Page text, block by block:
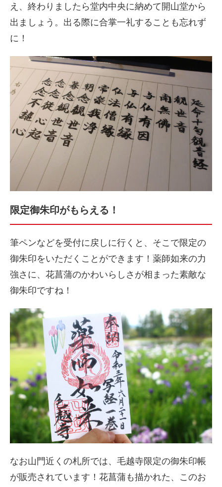
え、終わりましたら堂内中央に納めて開山堂から
出ましょう。出る際に合掌一礼することも忘れず
に！
限定御朱印がもらえる！
筆ペンなどを受付に戻しに行くと、そこで限定の
御朱印をいただくことができます！薬師如来の力
強さに、花菖蒲のかわいらしさが相まった素敵な
御朱印ですね！
なお山門近くの札所では、毛越寺限定の御朱印帳
が販売されています！花菖蒲も描かれた、このお